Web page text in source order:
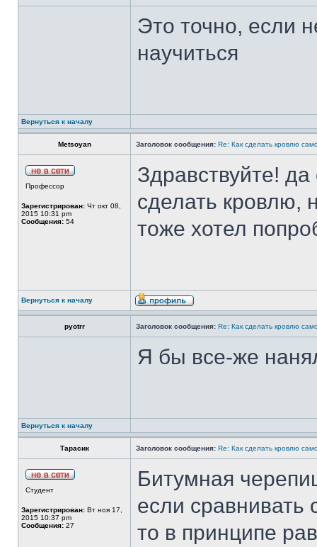
Это точно, если
научиться
Вернуться к началу
Metsoyan Заголовок сообщения: Re: Как сделать кровлю
Профессор
Зарегистрирован: Чт окт 08,
2015 10:31 pm
Сообщения: 54
Здравствуйте!
сделать кровлю,
тоже хотел
Вернуться к началу
pyotrr Заголовок сообщения: Re: Как сделать кровлю
Я бы все-же
Вернуться к началу
Тарасик Заголовок сообщения: Re: Как сделать кровлю
Студент
Зарегистрирован: Вт ноя 17,
2015 10:37 pm
Сообщения: 27
Битумная
если сравнивать
то в принципе